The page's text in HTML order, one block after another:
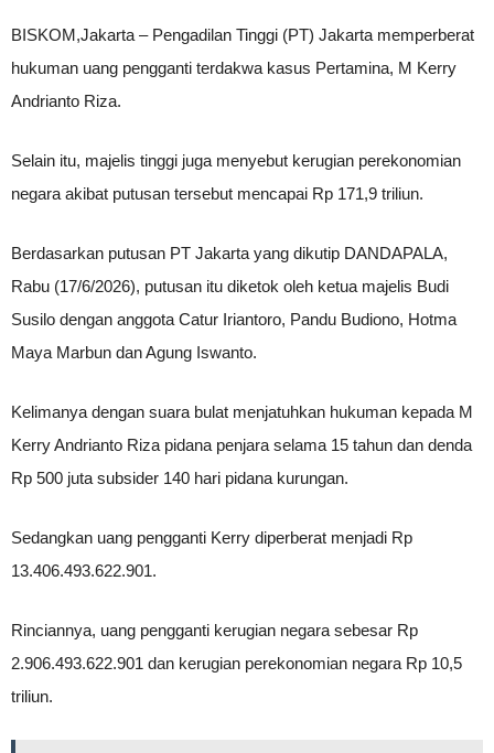
BISKOM,Jakarta – Pengadilan Tinggi (PT) Jakarta memperberat
hukuman uang pengganti terdakwa kasus Pertamina, M Kerry
Andrianto Riza.
Selain itu, majelis tinggi juga menyebut kerugian perekonomian
negara akibat putusan tersebut mencapai Rp 171,9 triliun.
Berdasarkan putusan PT Jakarta yang dikutip DANDAPALA,
Rabu (17/6/2026), putusan itu diketok oleh ketua majelis Budi
Susilo dengan anggota Catur Iriantoro, Pandu Budiono, Hotma
Maya Marbun dan Agung Iswanto.
Kelimanya dengan suara bulat menjatuhkan hukuman kepada M
Kerry Andrianto Riza pidana penjara selama 15 tahun dan denda
Rp 500 juta subsider 140 hari pidana kurungan.
Sedangkan uang pengganti Kerry diperberat menjadi Rp
13.406.493.622.901.
Rinciannya, uang pengganti kerugian negara sebesar Rp
2.906.493.622.901 dan kerugian perekonomian negara Rp 10,5
triliun.